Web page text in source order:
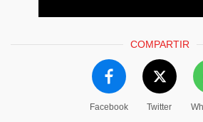
COMPARTIR
Facebook Twitter